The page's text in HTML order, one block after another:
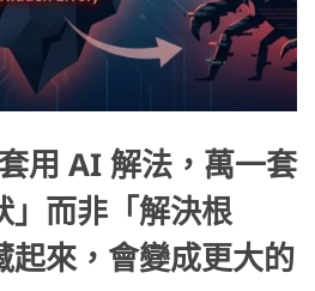
用 AI 解法，萬一套
」而非「解決根
起來，會變成更大的